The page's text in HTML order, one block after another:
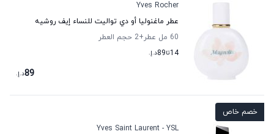
Yves Rocher
عطر ماغنوليا أو دي تواليت للنساء إيف روشيه
60 مل عطر
+2
حجم العطر
14تا89د.إ.
89د.إ.
خصم خاص
Yves Saint Laurent - YSL